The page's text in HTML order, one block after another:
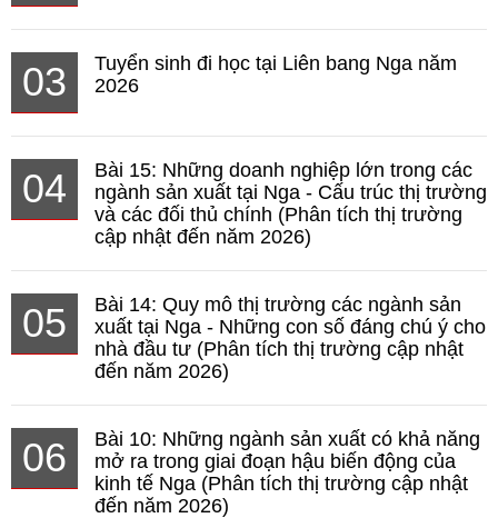
03
Tuyển sinh đi học tại Liên bang Nga năm
2026
04
Bài 15: Những doanh nghiệp lớn trong các
ngành sản xuất tại Nga - Cấu trúc thị trường
và các đối thủ chính (Phân tích thị trường
cập nhật đến năm 2026)
05
Bài 14: Quy mô thị trường các ngành sản
xuất tại Nga - Những con số đáng chú ý cho
nhà đầu tư (Phân tích thị trường cập nhật
đến năm 2026)
06
Bài 10: Những ngành sản xuất có khả năng
mở ra trong giai đoạn hậu biến động của
kinh tế Nga (Phân tích thị trường cập nhật
đến năm 2026)